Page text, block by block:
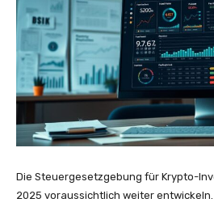
Die Steuergesetzgebung für Krypto-
2025 voraussichtlich weiter